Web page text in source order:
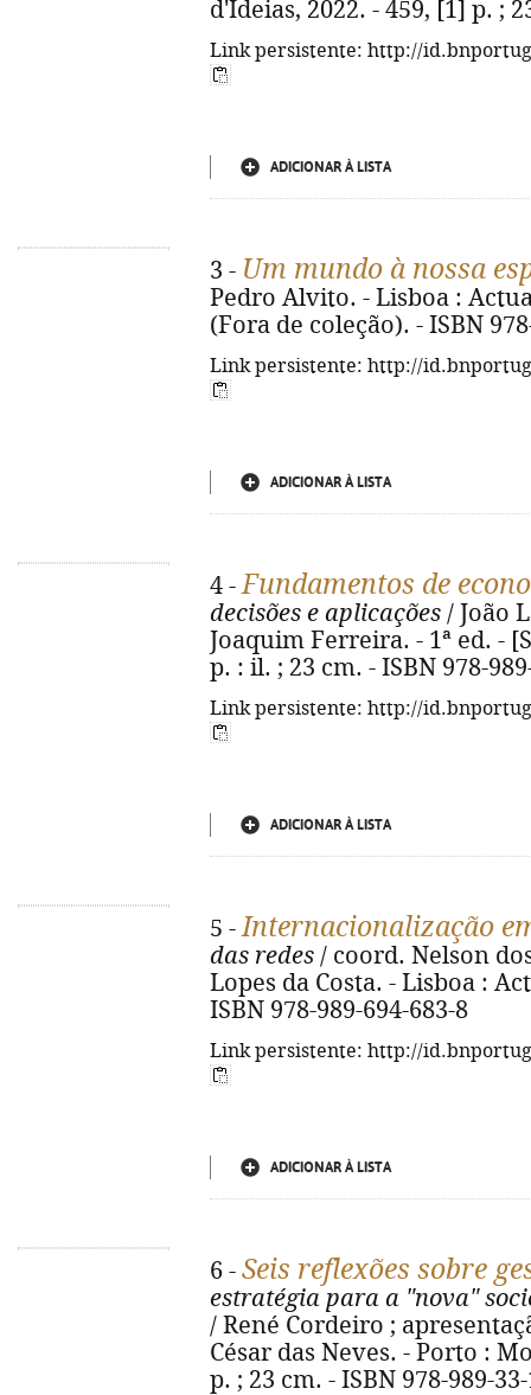
d'Ideias, 2022. - 459, [1] p. ;
Link persistente: http://
ADICIONAR À LISTA
3 - Um mundo à nossa
Pedro Alvito. - Lisboa :
(Fora de coleção). - ISBN
Link persistente: http://
ADICIONAR À LISTA
4 -Fundamentos de
decisões e aplicações / João
Joaquim Ferreira. - 1ª ed. -
p. : il. ; 23 cm. - ISBN 978-
Link persistente: http://
ADICIONAR À LISTA
5 -Internacionalização
das redes / coord. Nelson
Lopes da Costa. - Lisboa :
ISBN 978-989-694-683-8
Link persistente: http://
ADICIONAR À LISTA
6 - Seis reflexões sobre
estratégia para a "nova"
/ René Cordeiro ;
César das Neves. - Porto :
p. ; 23 cm. - ISBN 978-989-